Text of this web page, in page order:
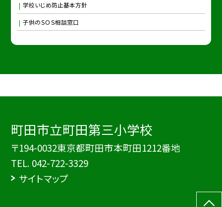
学校いじめ防止基本方針
子供のＳＯＳ相談窓口
町田市立町田第三小学校
〒194-0032東京都町田市本町田1212番地
TEL. 042-722-3329
サイトマップ